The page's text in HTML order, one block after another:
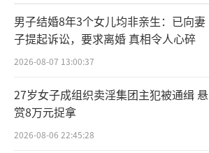
男子结婚8年3个女儿均非亲生：已向妻
子提起诉讼，要求离婚 真相令人心碎
2026-08-07 13:00:37
27岁女子成组织卖淫集团主犯被通缉 悬
赏8万元捉拿
2026-08-06 22:45:28